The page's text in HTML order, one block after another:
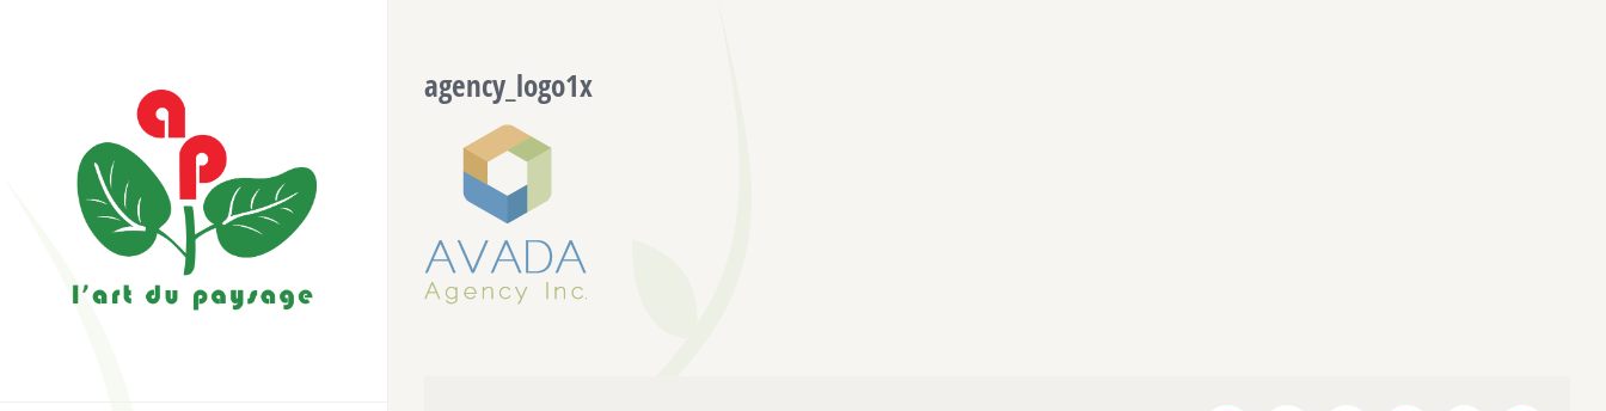
agency_logo1x